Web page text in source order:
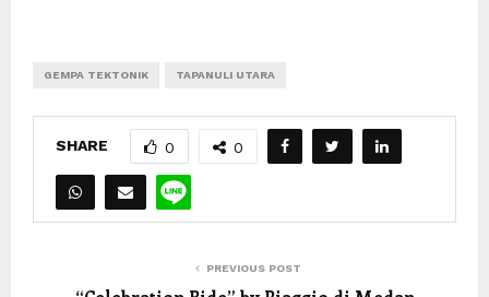
GEMPA TEKTONIK TAPANULI UTARA
SHARE 0 0
PREVIOUS POST